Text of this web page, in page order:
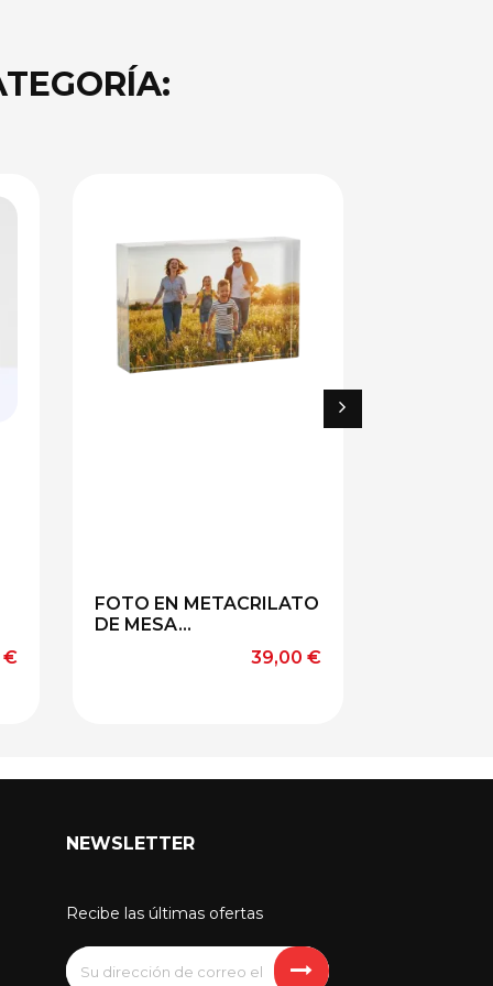
€
FOTO EN METACRILATO
DE MESA...
Precio
39,00 €
NEWSLETTER
Recibe las últimas ofertas